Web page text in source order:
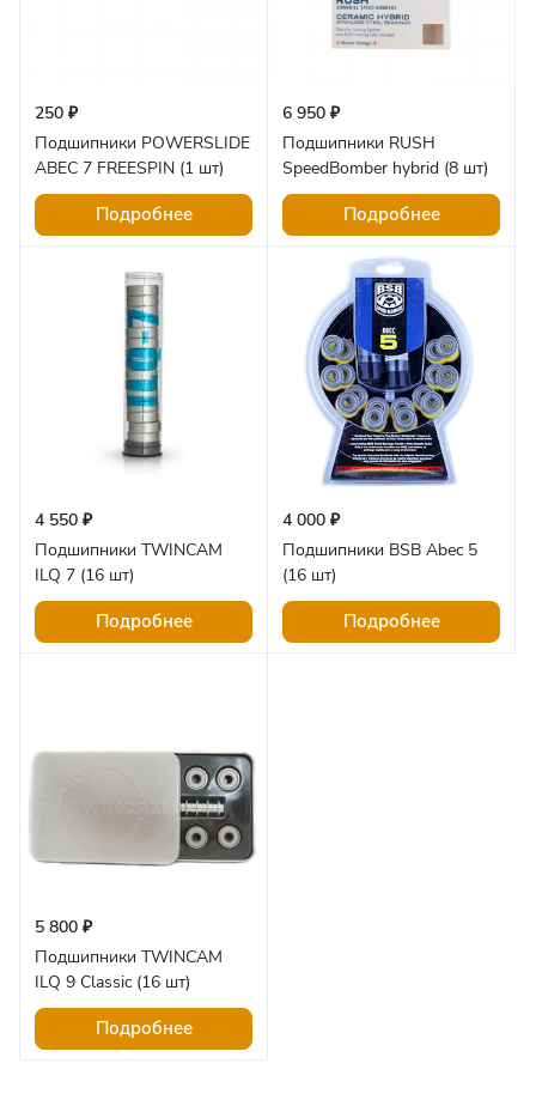
250 ₽
Подшипники POWERSLIDE
ABEC 7 FREESPIN (1 шт)
Подробнее
6 950 ₽
Подшипники RUSH
SpeedBomber hybrid (8 шт)
Подробнее
4 550 ₽
Подшипники TWINCAM
ILQ 7 (16 шт)
Подробнее
4 000 ₽
Подшипники BSB Abec 5
(16 шт)
Подробнее
5 800 ₽
Подшипники TWINCAM
ILQ 9 Classic (16 шт)
Подробнее